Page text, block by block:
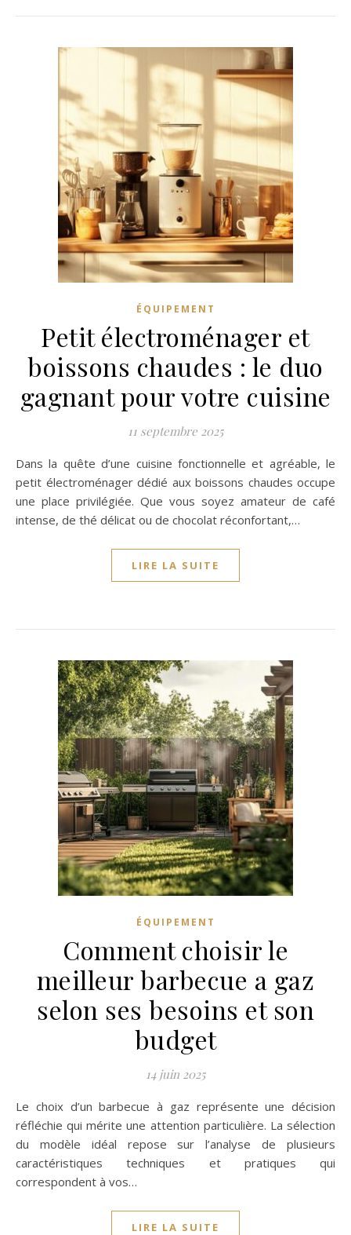
ÉQUIPEMENT
Petit électroménager et
boissons chaudes : le duo
gagnant pour votre cuisine
11 septembre 2025
Dans la quête d’une cuisine fonctionnelle et agréable, le
petit électroménager dédié aux boissons chaudes occupe
une place privilégiée. Que vous soyez amateur de café
intense, de thé délicat ou de chocolat réconfortant,…
LIRE LA SUITE
ÉQUIPEMENT
Comment choisir le
meilleur barbecue a gaz
selon ses besoins et son
budget
14 juin 2025
Le choix d’un barbecue à gaz représente une décision
réfléchie qui mérite une attention particulière. La sélection
du modèle idéal repose sur l’analyse de plusieurs
caractéristiques techniques et pratiques qui
correspondent à vos…
LIRE LA SUITE